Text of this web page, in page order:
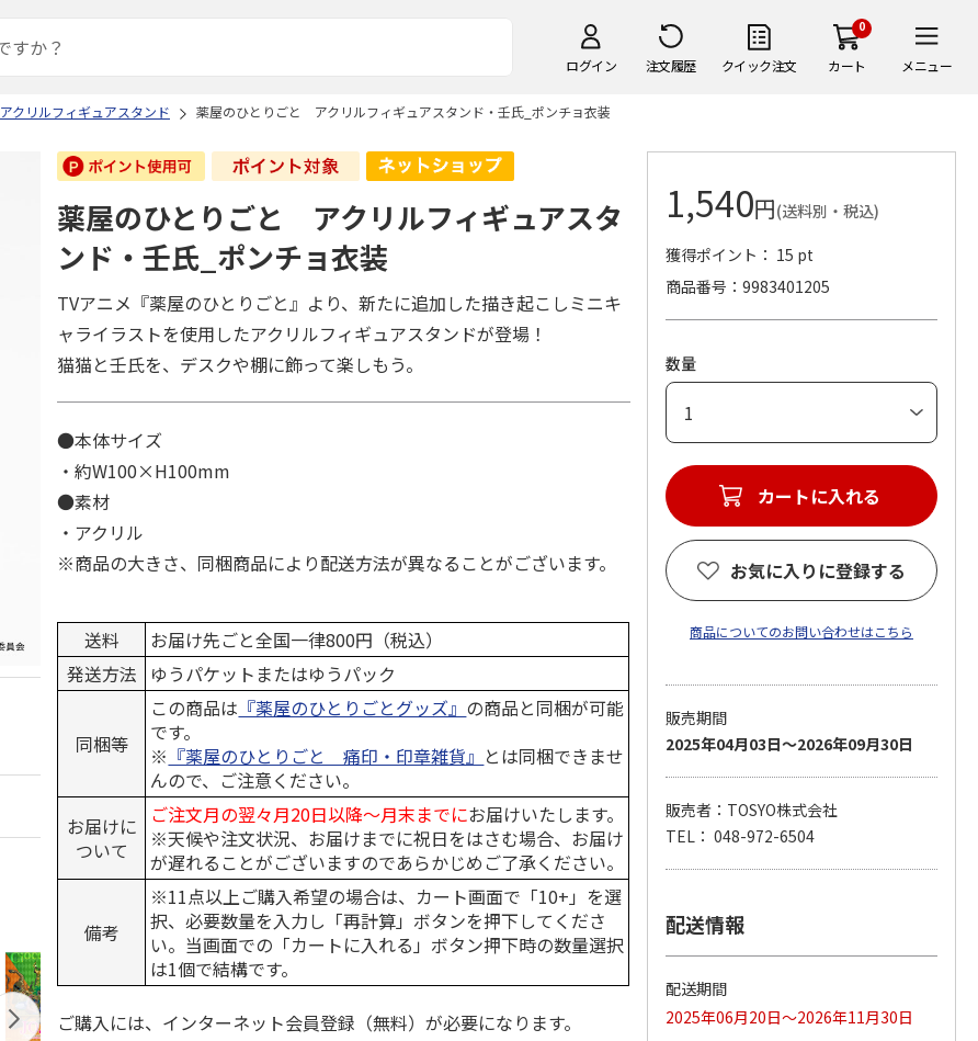
ログイン 注文履歴 クイック注文
0
カート メニュー
アクリルフィギュアスタンド 薬屋のひとりごと アクリルフィギュアスタンド・壬氏_ポンチョ衣装
薬屋のひとりごと アクリルフィギュアスタ
ンド・壬氏_ポンチョ衣装
TVアニメ『薬屋のひとりごと』より、新たに追加した描き起こしミニキ
ャライラストを使用したアクリルフィギュアスタンドが登場！
猫猫と壬氏を、デスクや棚に飾って楽しもう。
●本体サイズ
・約W100×H100mm
●素材
・アクリル
※商品の大きさ、同梱商品により配送方法が異なることがございます。
送料
お届け先ごと全国一律800円（税込）
発送方法
ゆうパケットまたはゆうパック
同梱等
この商品は 『薬屋のひとりごとグッズ』 の商品と同梱が可能
です。
※ 『薬屋のひとりごと 痛印・印章雑貨』 とは同梱できませ
んので、ご注意ください。
お届けに
ついて
ご注文月の翌々月20日以降～月末までにお届けいたします。
※天候や注文状況、お届けまでに祝日をはさむ場合、お届け
が遅れることがございますのであらかじめご了承ください。
備考
※11点以上ご購入希望の場合は、カート画面で「10+」を選
択、必要数量を入力し「再計算」ボタンを押下してくださ
い。当画面での「カートに入れる」ボタン押下時の数量選択
は1個で結構です。
ご購入には、インターネット会員登録（無料）が必要になります。
1,540円(送料別・税込)
獲得ポイント： 15 pt
商品番号
9983401205
数量
お気に入りに登録する
商品についてのお問い合わせはこちら
販売期間
2025年04月03日～2026年09月30日
販売者：TOSYO株式会社
TEL： 048-972-6504
配送情報
配送期間
2025年06月20日～2026年11月30日